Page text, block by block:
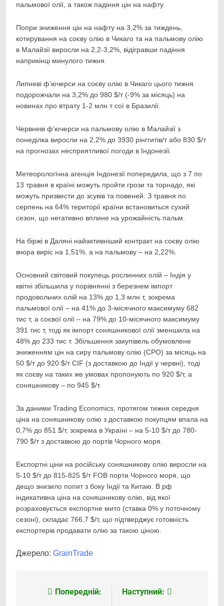
пальмової олії, а також падіння цін на нафту.
Попри зниження цін на нафту на 3,2% за тиждень,
котирування на соєву олію в Чикаго та на пальмову олію
в Малайзії виросли на 2,2-3,2%, відігравши падіння
наприкінці минулого тижня.
Липневі ф’ючерси на соєву олію в Чикаго цього тижня
подорожчали на 3,2% до 980 $/т (-9% за місяць) на
новинах про втрату 1-2 млн т сої в Бразилії.
Червневі ф’ючерси на пальмову олію в Малайзії з
понеділка виросли на 2,2% до 3930 рінггитів/т або 830 $/т
на прогнозах несприятливої погоди в Індонезії.
Метеорологічна агенція Індонезії попередила, що з 7 по
13 травня в країні можуть пройти грози та торнадо, які
можуть призвести до зсувів та повеней. З травня по
серпень на 64% території країни встановиться сухий
сезон, що негативно вплине на урожайність пальм.
На біржі в Даляні найактивніший контракт на соєву олію
вчора виріс на 1,51%, а на пальмову – на 2,22%.
Основний світовий покупець рослинних олій – Індія у
квітні збільшила у порівнянні з березнем імпорт
продовольчих олій на 13% до 1,3 млн т, зокрема
пальмової олії – на 41% до 3-місячного максимуму 682
тис т, а соєвої олії – на 79% до 10-місячного максимуму
391 тис т, тоді як імпорт соняшникової олії зменшила на
48% до 233 тис т. Збільшення закупівель обумовлене
зниженням цін на сиру пальмову олію (СРО) за місяць на
50 $/т до 920 $/т CIF (з доставкою до Індії у червні), тоді
як соєву на таких же умовах пропонують по 920 $/т, а
соняшникову – по 945 $/т.
За даними Trading Economics, протягом тижня середня
ціна на соняшникову олію з доставкою покупцям впала на
0,7% до 851 $/т, зокрема в Україні – на 5-10 $/т до 780-
790 $/т з доставкою до портів Чорного моря.
Експортні ціни на російську соняшникову олію виросли на
5-10 $/т до 815-825 $/т FOB порти Чорного моря, що
дещо знизило попит з боку Індії та Китаю. В рф
індикативна ціна на соняшникову олію, від якої
розраховується експортне мито (ставка 0% у поточному
сезоні), складає 766,7 $/т, що підтверджує готовність
експортерів продавати олію за такою ціною.
Джерело: GrainTrade
НавігаціяПопередній:
Наступний: